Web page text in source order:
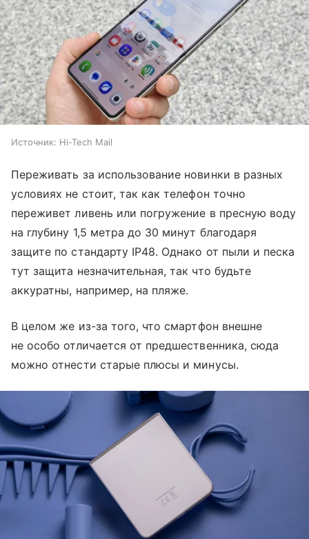
Источник: Hi-Tech Mail
Переживать за использование новинки в разных
условиях не стоит, так как телефон точно
переживет ливень или погружение в пресную воду
на глубину 1,5 метра до 30 минут благодаря
защите по стандарту IP48. Однако от пыли и песка
тут защита незначительная, так что будьте
аккуратны, например, на пляже.
В целом же из-за того, что смартфон внешне
не особо отличается от предшественника, сюда
можно отнести старые плюсы и минусы.